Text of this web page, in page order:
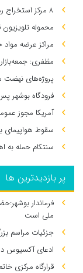
۸ مرکز استخراج رمز ارز در عسلویه متلاشی شد
محموله
مراکز عرضه مواد
مظفری:
پروژه‌های نهضت
فرودگاه بوشهر
آمریکا مجوز
سقوط هواپیمای
سنتکام حمله به
پر بازدیدترین ها
فرماندار
ملی است
جزئیات مراسم
ادعای آکسیوس
قرارگاه مرکزی